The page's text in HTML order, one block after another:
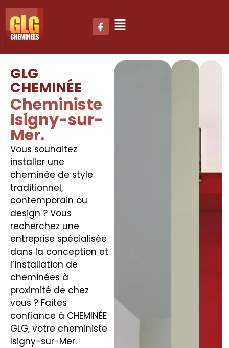
GLG
CHEMINÉE
Cheministe
Isigny-sur-
Mer.
Vous souhaitez
installer une
cheminée de style
traditionnel,
contemporain ou
design ? Vous
recherchez une
entreprise spécialisée
dans la conception et
l’installation de
cheminées à
proximité de chez
vous ? Faites
confiance à CHEMINÉE
GLG, votre cheministe
Isigny-sur-Mer.